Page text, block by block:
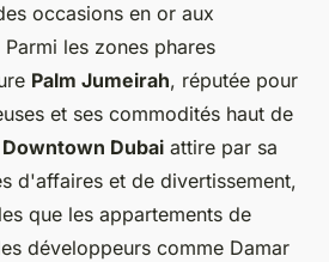
occasions en or aux
les zones phares
Palm Jumeirah, réputée pour
et ses commodités haut de
Downtown Dubai attire par sa
d'affaires et de divertissement,
que les appartements de
développeurs comme Damar